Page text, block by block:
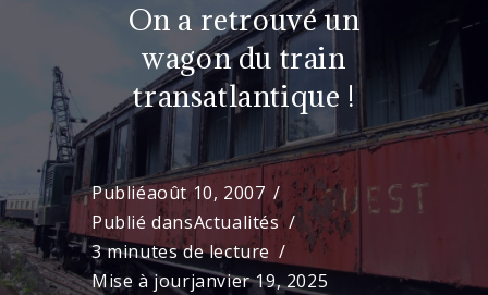
On a retrouvé un
wagon du train
transatlantique !
Publiéaoût 10, 2007
Publié dansActualités
3 minutes de lecture
Mise à jourjanvier 19, 2025